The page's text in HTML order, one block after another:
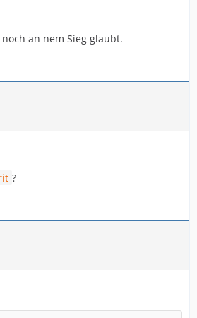
an nem Sieg glaubt.
?